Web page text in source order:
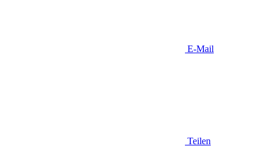
E-Mail
Teilen